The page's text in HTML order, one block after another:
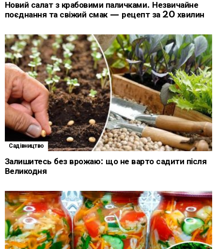
Новий салат з крабовими паличками. Незвичайне
поєднання та свіжий смак — рецепт за 20 хвилин
Садівництво
Залишитесь без врожаю: що не варто садити після
Великодня